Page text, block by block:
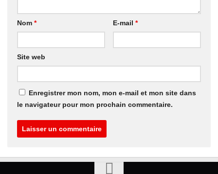
Nom * E-mail *
Site web
Enregistrer mon nom, mon e-mail et mon site dans
le navigateur pour mon prochain commentaire.